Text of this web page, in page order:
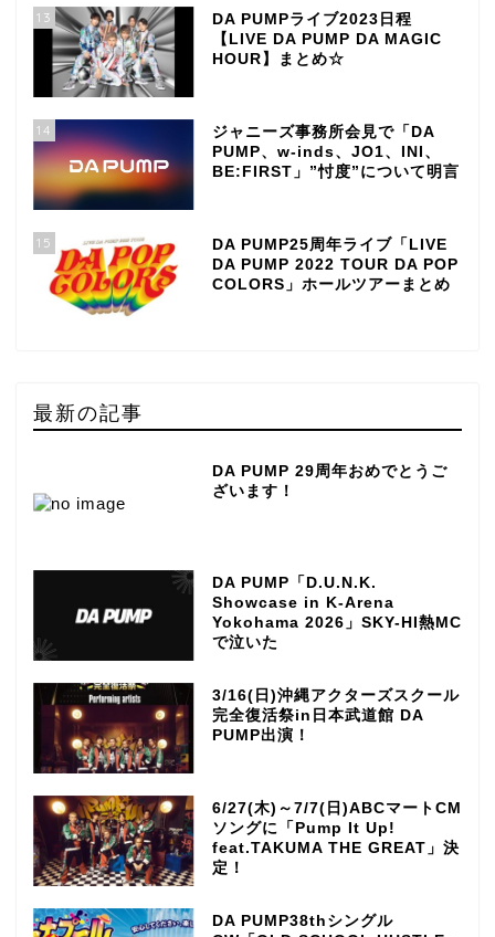
13
DA PUMPライブ2023日程
【LIVE DA PUMP DA MAGIC
HOUR】まとめ☆
14
ジャニーズ事務所会見で「DA
PUMP、w-inds、JO1、INI、
BE:FIRST」”忖度”について明言
15
DA PUMP25周年ライブ「LIVE
DA PUMP 2022 TOUR DA POP
COLORS」ホールツアーまとめ
最新の記事
DA PUMP 29周年おめでとうご
ざいます！
DA PUMP「D.U.N.K.
Showcase in K-Arena
Yokohama 2026」SKY-HI熱MC
で泣いた
3/16(日)沖縄アクターズスクール
完全復活祭in日本武道館 DA
PUMP出演！
6/27(木)～7/7(日)ABCマートCM
ソングに「Pump It Up!
feat.TAKUMA THE GREAT」決
定！
DA PUMP38thシングル